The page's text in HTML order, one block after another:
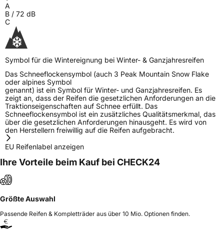
A
B / 72 dB
C
Symbol für die Wintereignung bei Winter- & Ganzjahresreifen
Das Schneeflockensymbol (auch 3 Peak Mountain Snow Flake
oder alpines Symbol
genannt) ist ein Symbol für Winter- und Ganzjahresreifen. Es
zeigt an, dass der Reifen die gesetzlichen Anforderungen an die
Traktionseigenschaften auf Schnee erfüllt. Das
Schneeflockensymbol ist ein zusätzliches Qualitätsmerkmal, das
über die gesetzlichen Anforderungen hinausgeht. Es wird von
den Herstellern freiwillig auf die Reifen aufgebracht.
EU Reifenlabel anzeigen
Ihre Vorteile beim Kauf bei CHECK24
Größte Auswahl
Passende Reifen & Kompletträder aus über 10 Mio. Optionen finden.